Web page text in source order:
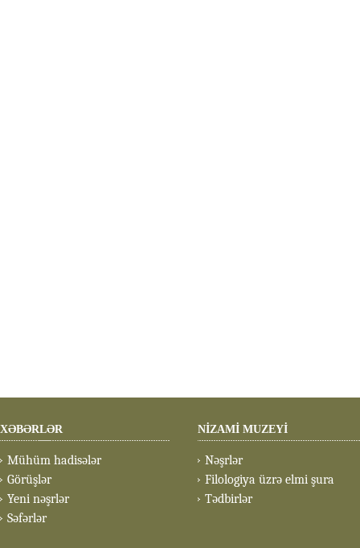
XƏBƏRLƏR
Mühüm hadisələr
Görüşlər
Yeni nəşrlər
Səfərlər
NİZAMİ MUZEYİ
Nəşrlər
Filologiya üzrə elmi şura
Tədbirlər